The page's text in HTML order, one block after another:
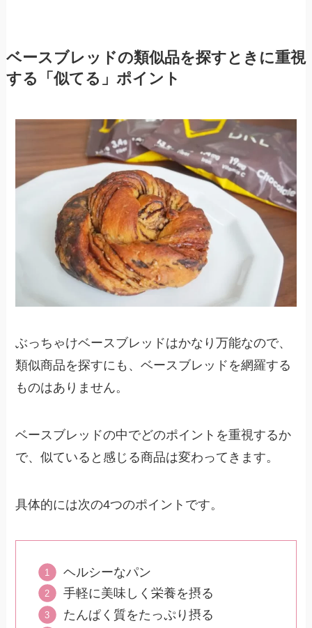
ベースブレッドの類似品を探すときに重視
する「似てる」ポイント
ぶっちゃけベースブレッドはかなり万能なので、
類似商品を探すにも、ベースブレッドを網羅する
ものはありません。
ベースブレッドの中でどのポイントを重視するか
で、似ていると感じる商品は変わってきます。
具体的には次の4つのポイントです。
ヘルシーなパン
手軽に美味しく栄養を摂る
たんぱく質をたっぷり摂る